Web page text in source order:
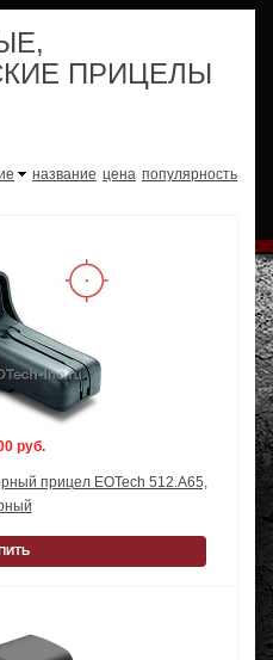
ПРИЦЕЛЫ
название цена популярность
руб.
прицел EOTech 512.A65,